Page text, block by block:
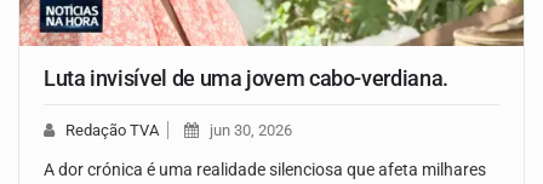
Luta invisível de uma jovem cabo-verdiana.
Redação TVA jun 30, 2026
A dor crónica é uma realidade silenciosa que afeta milhares